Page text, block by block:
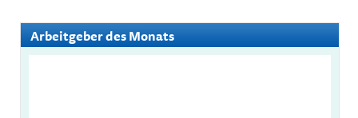
Arbeitgeber des Monats